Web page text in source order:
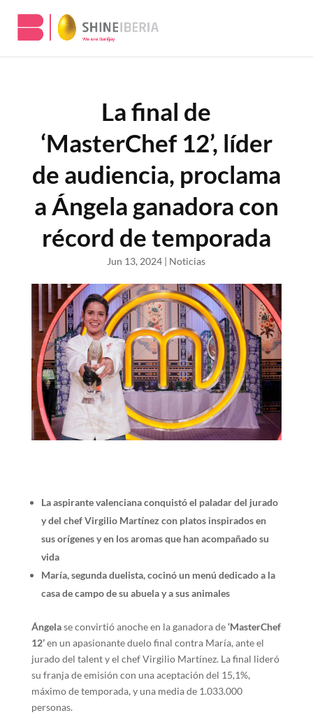
La final de
‘MasterChef 12’, líder
de audiencia, proclama
a Ángela ganadora con
récord de temporada
Jun 13, 2024 | Noticias
La aspirante valenciana conquistó el paladar del jurado
y del chef Virgilio Martínez con platos inspirados en
sus orígenes y en los aromas que han acompañado su
vida
María, segunda duelista, cocinó un menú dedicado a la
casa de campo de su abuela y a sus animales
Ángelase convirtió anoche en la ganadora de‘MasterChef
12’en un apasionante duelo final contra María, ante el
jurado del talent y el chef Virgilio Martínez. La final lideró
su franja de emisión con una aceptación del 15,1%,
máximo de temporada, y una media de 1.033.000
personas.